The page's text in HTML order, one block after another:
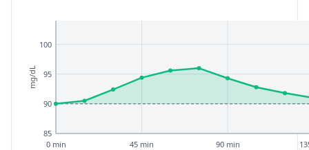
85
90
95
100
0 min 45 min 90 min
mg/dL